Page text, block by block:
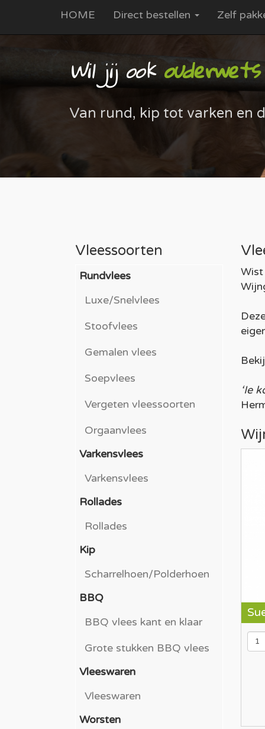
HOME Direct bestellen Zelf
Wil jij ook
Van rund, kip tot varken en
Vleessoorten
Rundvlees
Luxe/Snelvlees
Stoofvlees
Gemalen vlees
Soepvlees
Vergeten vleessoorten
Orgaanvlees
Varkensvlees
Varkensvlees
Rollades
Rollades
Kip
Scharrelhoen/Polderhoen
BBQ
BBQ vlees kant en klaar
Grote stukken BBQ vlees
Vleeswaren
Vleeswaren
Worsten
Wist
‘Ie